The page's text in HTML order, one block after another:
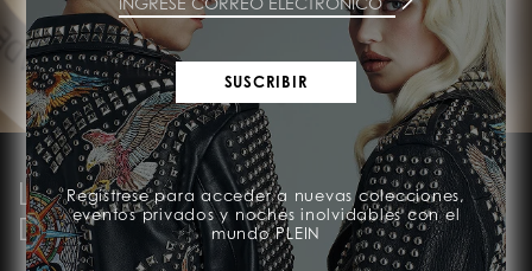
SUSCRIBIR
Regístrese para acceder a nuevas colecciones,
eventos privados y noches inolvidables con el
mundo PLEIN
LAS MÁQUINAS DEL TIEMPO
DEFINITIVAS